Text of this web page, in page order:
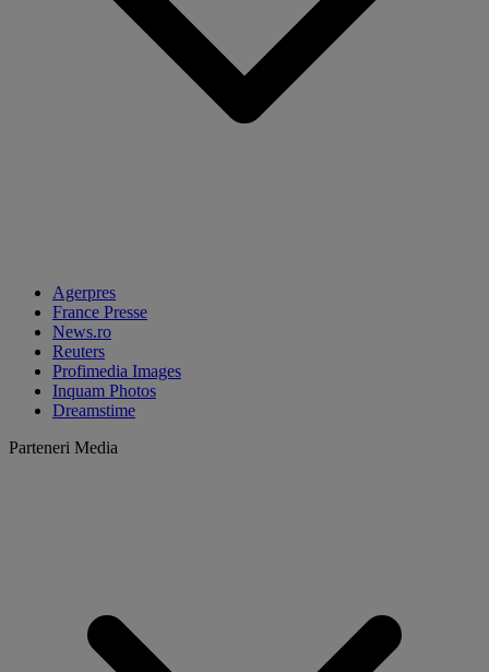
Agerpres
France Presse
News.ro
Reuters
Profimedia Images
Inquam Photos
Dreamstime
Parteneri Media